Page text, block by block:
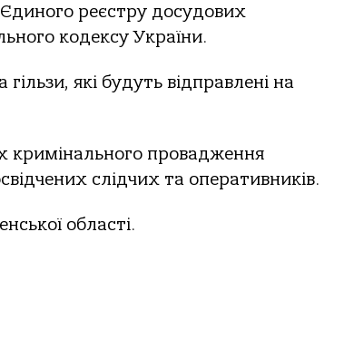
реєстру досудових
кодексу України.
які будуть відправлені на
кримінального провадження
слідчих та оперативників.
області.